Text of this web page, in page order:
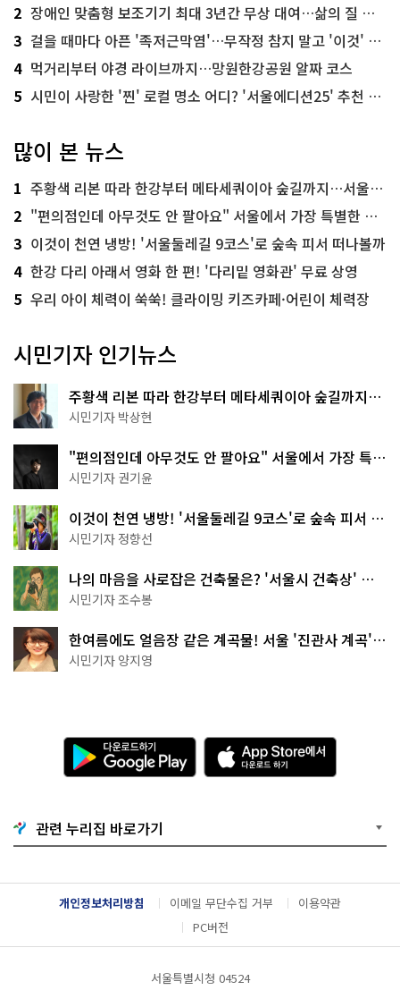
2 장애인 맞춤형 보조기기 최대 3년간 무상 대여…삶의 질 높인다
3 걸을 때마다 아픈 '족저근막염'…무작정 참지 말고 '이것' 해보세요!
4 먹거리부터 야경 라이브까지…망원한강공원 알짜 코스
5 시민이 사랑한 '찐' 로컬 명소 어디? '서울에디션25' 추천 코스
많이 본 뉴스
1 주황색 리본 따라 한강부터 메타세쿼이아 숲길까지…서울둘레길 15코스
2 "편의점인데 아무것도 안 팔아요" 서울에서 가장 특별한 편의점의 정체
3 이것이 천연 냉방! '서울둘레길 9코스'로 숲속 피서 떠나볼까
4 한강 다리 아래서 영화 한 편! '다리밑 영화관' 무료 상영
5 우리 아이 체력이 쑥쑥! 클라이밍 키즈카페·어린이 체력장
시민기자 인기뉴스
주황색 리본 따라 한강부터 메타세쿼이아 숲길까지…
서울둘레길 15코스
시민기자 박상현
"편의점인데 아무것도 안 팔아요" 서울에서 가장 특별
한 편의점의 정체
시민기자 권기윤
이것이 천연 냉방! '서울둘레길 9코스'로 숲속 피서 떠
나볼까
시민기자 정향선
나의 마음을 사로잡은 건축물은? '서울시 건축상' 수
상작 공개!
시민기자 조수봉
한여름에도 얼음장 같은 계곡물! 서울 '진관사 계곡'이
천국이네~
시민기자 양지영
다
운
로
기
G
o
g
l
e
l
A
p
p
e
서
다
운
드
관련 누리집 바로가기
개인정보처리방침 이메일 무단수집 거부
이용약관
PC버전
서울특별시청 04524